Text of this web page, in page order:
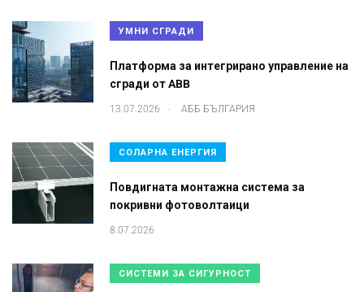
УМНИ СГРАДИ
Платформа за интегрирано управление на
сгради от ABB
13.07.2026 . АББ БЪЛГАРИЯ
СОЛАРНА ЕНЕРГИЯ
Повдигната монтажна система за
покривни фотоволтаици
8.07.2026
СИСТЕМИ ЗА СИГУРНОСТ